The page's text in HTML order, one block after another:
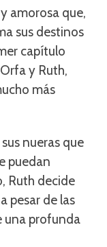
amorosa que,
sus destinos
capítulo
y Ruth,
más
nueras que
puedan
Ruth decide
pesar de las
una profunda